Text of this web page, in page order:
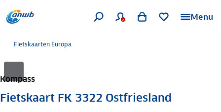
Menu
Fietskaarten Europa
Kompass
Fietskaart FK 3322 Ostfriesland